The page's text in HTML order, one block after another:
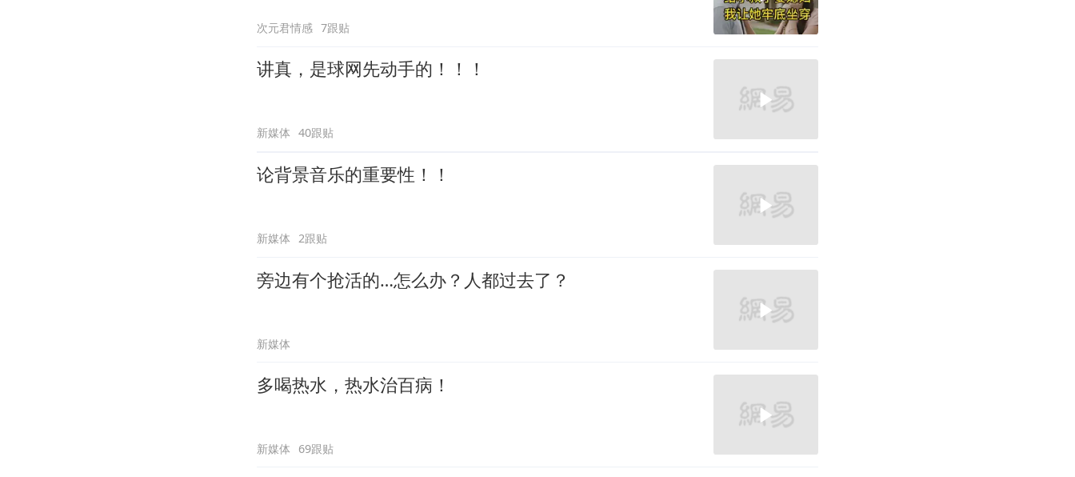
次元君情感 7跟贴
讲真，是球网先动手的！！！
新媒体 40跟贴
论背景音乐的重要性！！
新媒体 2跟贴
旁边有个抢活的…怎么办？人都过去了？
新媒体
多喝热水，热水治百病！
新媒体 69跟贴